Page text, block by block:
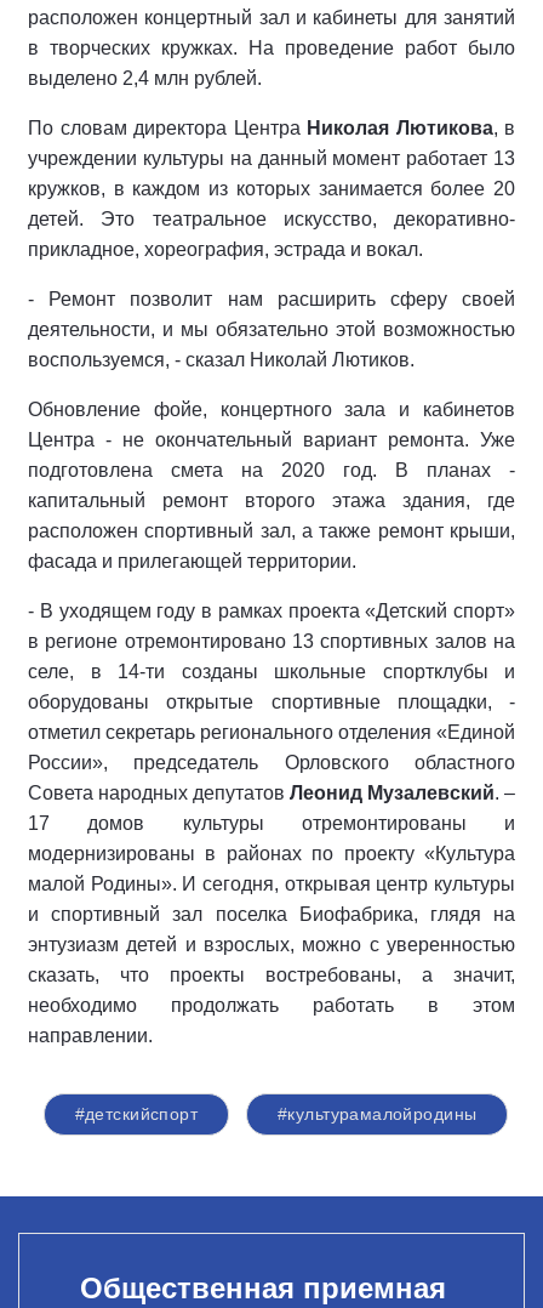
расположен концертный зал и кабинеты для занятий
в творческих кружках. На проведение работ было
выделено 2,4 млн рублей.
По словам директора Центра Николая Лютикова, в
учреждении культуры на данный момент работает 13
кружков, в каждом из которых занимается более 20
детей. Это театральное искусство, декоративно-
прикладное, хореография, эстрада и вокал.
- Ремонт позволит нам расширить сферу своей
деятельности, и мы обязательно этой возможностью
воспользуемся, - сказал Николай Лютиков.
Обновление фойе, концертного зала и кабинетов
Центра - не окончательный вариант ремонта. Уже
подготовлена смета на 2020 год. В планах -
капитальный ремонт второго этажа здания, где
расположен спортивный зал, а также ремонт крыши,
фасада и прилегающей территории.
- В уходящем году в рамках проекта «Детский спорт»
в регионе отремонтировано 13 спортивных залов на
селе, в 14-ти созданы школьные спортклубы и
оборудованы открытые спортивные площадки, -
отметил секретарь регионального отделения «Единой
России», председатель Орловского областного
Совета народных депутатов Леонид Музалевский. –
17 домов культуры отремонтированы и
модернизированы в районах по проекту «Культура
малой Родины». И сегодня, открывая центр культуры
и спортивный зал поселка Биофабрика, глядя на
энтузиазм детей и взрослых, можно с уверенностью
сказать, что проекты востребованы, а значит,
необходимо продолжать работать в этом
направлении.
#детскийспорт #культурамалойродины
Общественная приемная